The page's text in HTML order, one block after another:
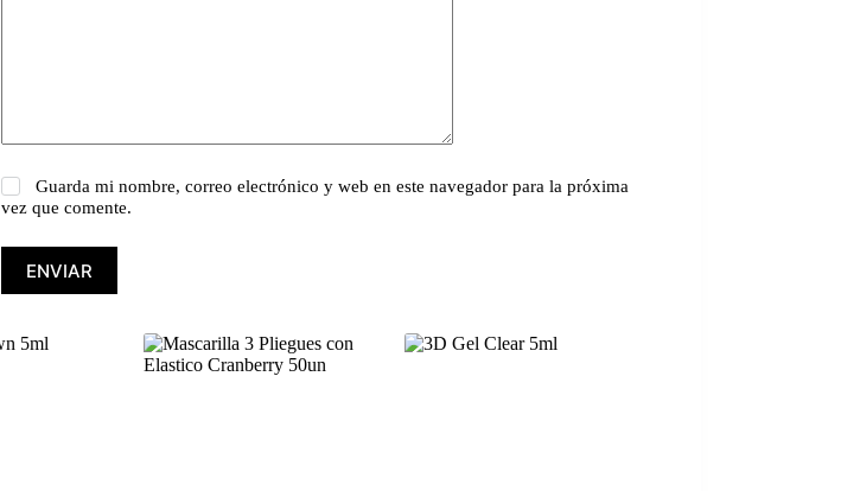
Guarda mi nombre, correo electrónico y web en este navegador para la próxima
vez que comente.
ENVIAR